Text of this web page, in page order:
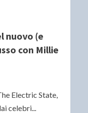
nuovo (e
con Millie
Electric State,
celebri...